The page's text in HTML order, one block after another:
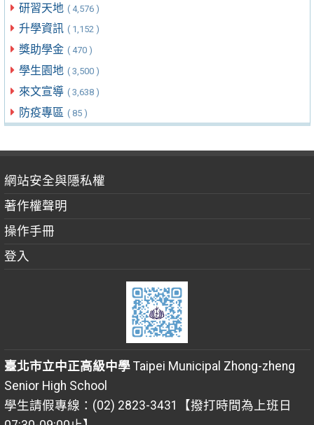
研習天地 ( 4,576 )
升學資訊 ( 1,152 )
獎助學金 ( 470 )
學生園地 ( 3,500 )
來文宣導 ( 3,638 )
防疫專區 ( 85 )
網站安全與隱私權
著作權聲明
操作手冊
登入
臺北市立中正高級中學Taipei Municipal Zhong-zheng
Senior High School
學生請假專線：(02) 2823-3431【撥打時間為上班日